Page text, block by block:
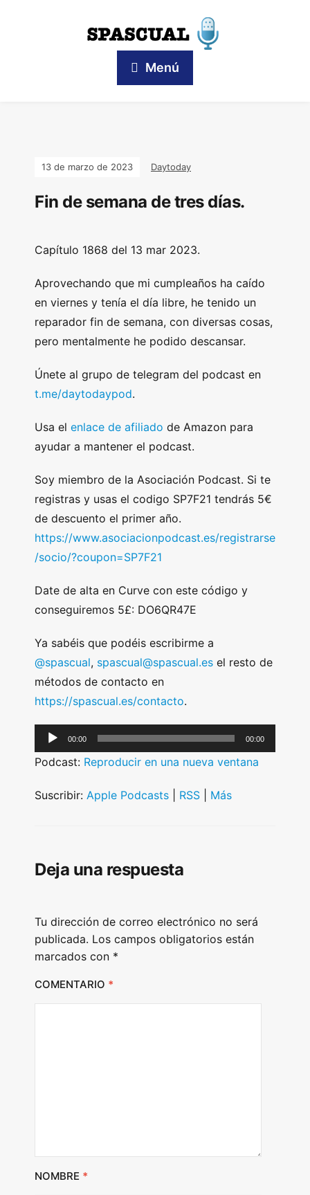
Menú
13 de marzo de 2023 Daytoday
Fin de semana de tres días.
Capítulo 1868 del 13 mar 2023.
Aprovechando que mi cumpleaños ha caído
en viernes y tenía el día libre, he tenido un
reparador fin de semana, con diversas cosas,
pero mentalmente he podido descansar.
Únete al grupo de telegram del podcast en
t.me/daytodaypod.
Usa el enlace de afiliado de Amazon para
ayudar a mantener el podcast.
Soy miembro de la Asociación Podcast. Si te
registras y usas el codigo SP7F21 tendrás 5€
de descuento el primer año.
https://www.asociacionpodcast.es/registrarse
/socio/?coupon=SP7F21
Date de alta en Curve con este código y
conseguiremos 5£: DO6QR47E
Ya sabéis que podéis escribirme a
@spascual, spascual@spascual.es el resto de
métodos de contacto en
https://spascual.es/contacto.
u
i
a
r
00:00 00:00
Podcast: Reproducir en una nueva ventana
Suscribir: Apple Podcasts RSS Más
Deja una respuesta
Tu dirección de correo electrónico no será
publicada. Los campos obligatorios están
marcados con *
COMENTARIO *
NOMBRE *